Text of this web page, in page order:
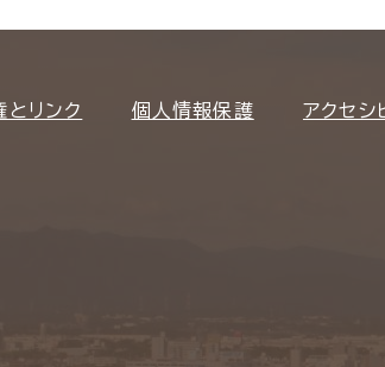
とリンク 個人情報保護 アクセシ